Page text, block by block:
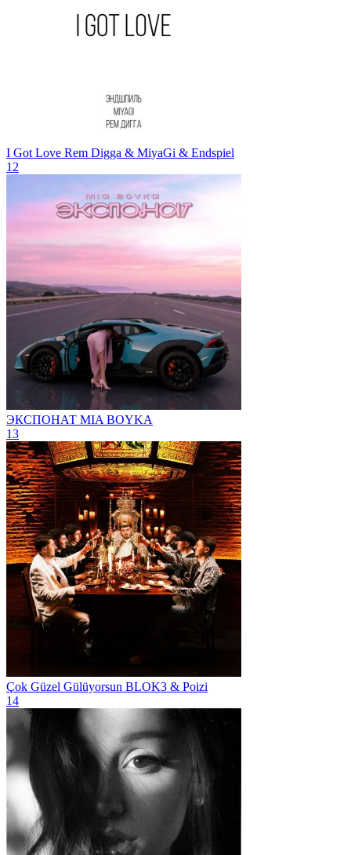
I Got Love Rem Digga & MiyaGi & Endspiel
12
ЭКСПОНАТ MIA BOYKA
13
Çok Güzel Gülüyorsun BLOK3 & Poizi
14